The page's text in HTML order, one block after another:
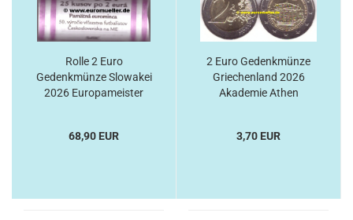
Rolle 2 Euro
Gedenkmünze Slowakei
2026 Europameister
68,90 EUR
2 Euro Gedenkmünze
Griechenland 2026
Akademie Athen
3,70 EUR